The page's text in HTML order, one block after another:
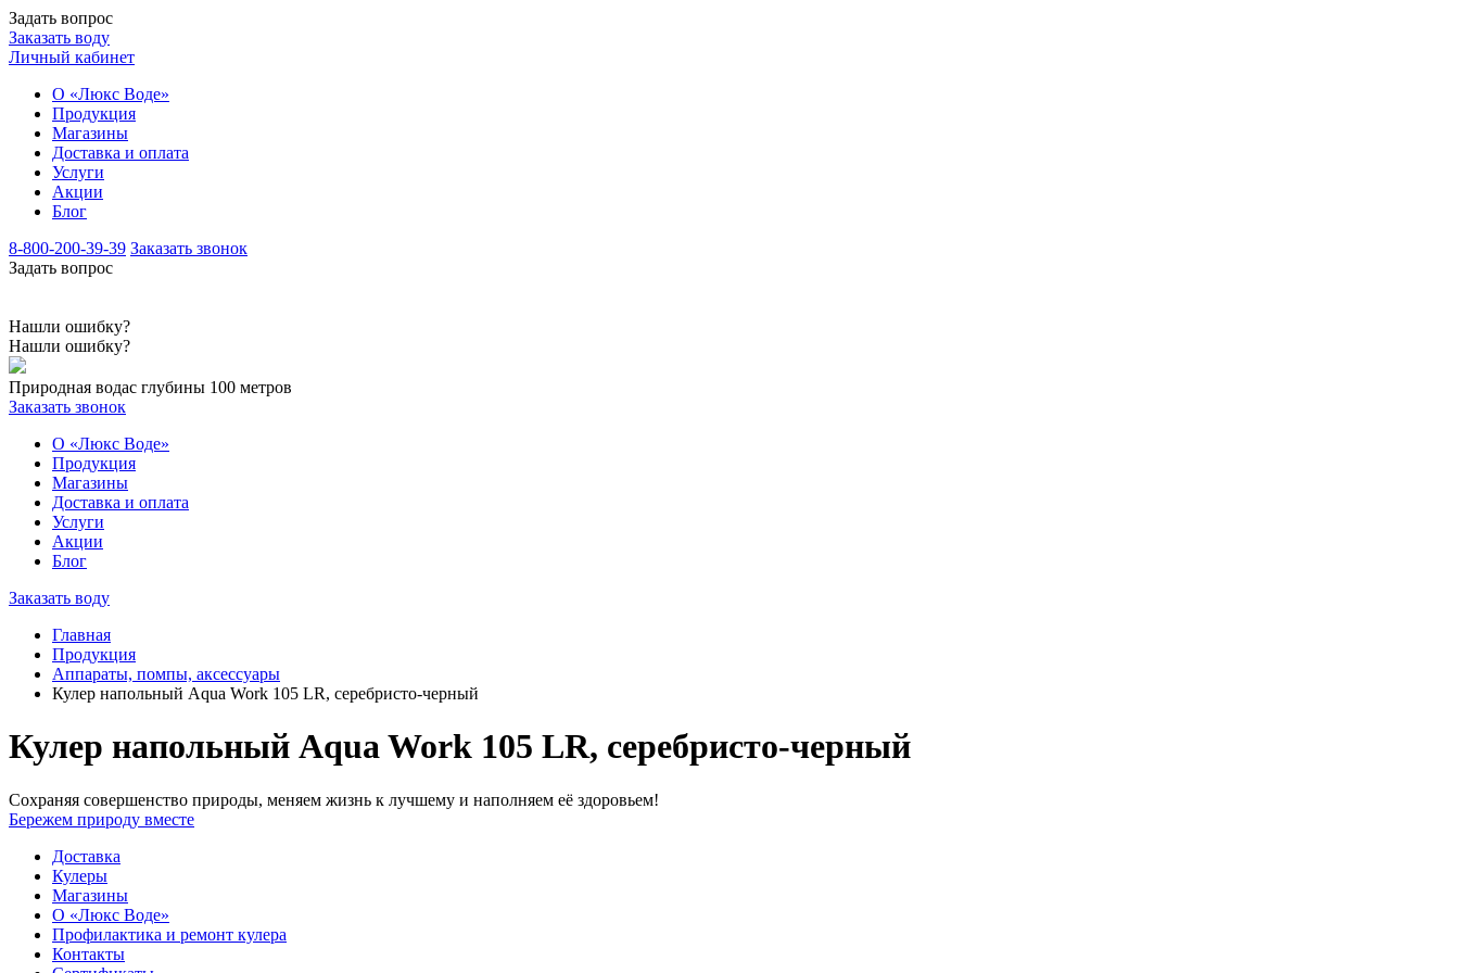
Задать вопрос
Заказать воду
Личный кабинет
О «Люкс Воде»
Продукция
Магазины
Доставка и оплата
Услуги
Акции
Блог
8-800-200-39-39 Заказать звонок
Задать вопрос
Нашли ошибку?
Нашли ошибку?
Природная водас глубины 100 метров
Заказать звонок
О «Люкс Воде»
Продукция
Магазины
Доставка и оплата
Услуги
Акции
Блог
Заказать воду
Главная
Продукция
Аппараты, помпы, аксессуары
Кулер напольный Aqua Work 105 LR, серебристо-черный
Кулер напольный Aqua Work 105 LR, серебристо-черный
Сохраняя совершенство природы, меняем жизнь к лучшему и наполняем её здоровьем!
Бережем природу вместе
Доставка
Кулеры
Магазины
О «Люкс Воде»
Профилактика и ремонт кулера
Контакты